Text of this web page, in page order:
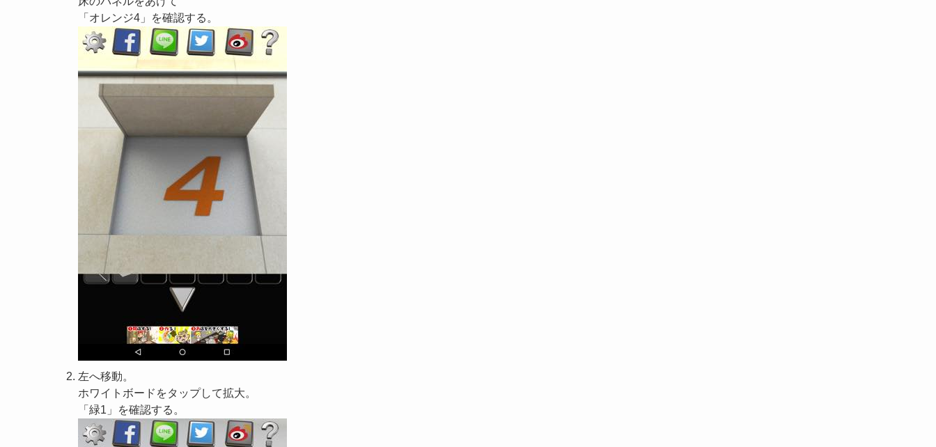
「オレンジ4」を確認する。
左へ移動。
ホワイトボードをタップして拡大。
「緑1」を確認する。